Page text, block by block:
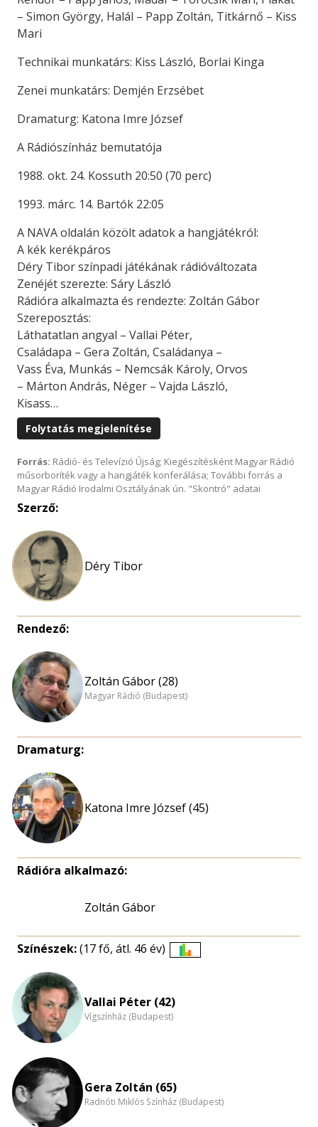
– Simon György, Halál – Papp Zoltán, Titkárnő – Kiss
Mari
Technikai munkatárs: Kiss László, Borlai Kinga
Zenei munkatárs: Demjén Erzsébet
Dramaturg: Katona Imre József
A Rádiószínház bemutatója
1988. okt. 24. Kossuth 20:50 (70 perc)
1993. márc. 14. Bartók 22:05
A NAVA oldalán közölt adatok a hangjátékról:
A kék kerékpáros
Déry Tibor színpadi játékának rádióváltozata
Zenéjét szerezte: Sáry László
Rádióra alkalmazta és rendezte: Zoltán Gábor
Szereposztás:
Láthatatlan angyal – Vallai Péter,
Családapa – Gera Zoltán, Családanya –
Vass Éva, Munkás – Nemcsák Károly, Orvos
– Márton András, Néger – Vajda László,
Kisass…
Folytatás megjelenítése
Forrás: Rádió- és Televízió Újság; Kiegészítésként Magyar Rádió
műsorboríték vagy a hangjáték konferálása; További forrás a
Magyar Rádió Irodalmi Osztályának ún. "Skontró" adatai
Szerző:
Déry Tibor
Rendező:
Zoltán Gábor (28)
Magyar Rádió (Budapest)
Dramaturg:
Katona Imre József (45)
Rádióra alkalmazó:
Zoltán Gábor
Színészek:(17 fő, átl. 46 év)
Életkori
Vallai Péter (42)
Vígszínház (Budapest)
Gera Zoltán (65)
Radnóti Miklós Színház (Budapest)